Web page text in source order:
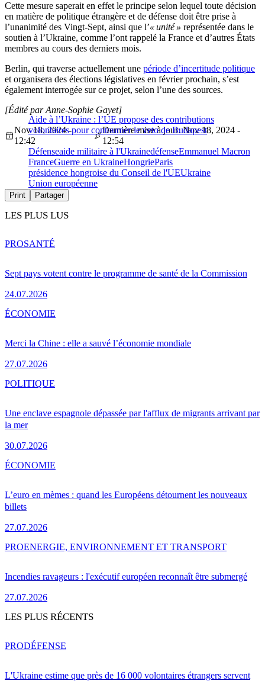
Cette mesure saperait en effet le principe selon lequel toute décision
en matière de politique étrangère et de défense doit être prise à
l’unanimité des Vingt-Sept, ainsi que l’« unité » représentée dans le
soutien à l’Ukraine, comme l’ont rappelé la France et d’autres États
membres au cours des derniers mois.
Berlin, qui traverse actuellement une période d’incertitude politique
et organisera des élections législatives en février prochain, s’est
également interrogée sur ce projet, selon l’une des sources.
Aide à l’Ukraine : l’UE propose des contributions
volontaires pour contourner le veto de Budapest
[Édité par Anne-Sophie Gayet]
Nov 18, 2024 -
12:42
Dernière mise à jour: Nov 18, 2024 -
12:54
Défenseaide militaire à l'UkrainedéfenseEmmanuel Macron
FranceGuerre en UkraineHongrieParis
présidence hongroise du Conseil de l'UEUkraine
Union européenne
Print Partager
LES PLUS LUS
Sept pays votent contre le programme de santé de la Commission
24.07.2026
PROSANTÉ
Merci la Chine : elle a sauvé l’économie mondiale
27.07.2026
ÉCONOMIE
Une enclave espagnole dépassée par l'afflux de migrants arrivant par
la mer
30.07.2026
POLITIQUE
L’euro en mèmes : quand les Européens détournent les nouveaux
billets
27.07.2026
ÉCONOMIE
Incendies ravageurs : l'exécutif européen reconnaît être submergé
27.07.2026
PROENERGIE, ENVIRONNEMENT ET TRANSPORT
LES PLUS RÉCENTS
L'Ukraine estime que près de 16 000 volontaires étrangers servent
PRODÉFENSE